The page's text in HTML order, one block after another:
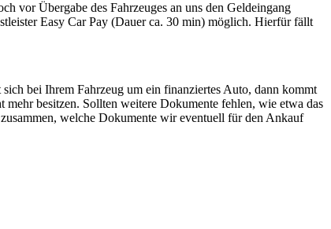
vor Übergabe des Fahrzeuges an uns den Geldeingang
Easy Car Pay (Dauer ca. 30 min) möglich. Hierfür fällt
bei Ihrem Fahrzeug um ein finanziertes Auto, dann kommt
besitzen. Sollten weitere Dokumente fehlen, wie etwa das
welche Dokumente wir eventuell für den Ankauf